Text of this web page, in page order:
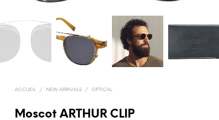
ACCUEIL / NEW ARRIVALS / OPTICAL
Moscot ARTHUR CLIP